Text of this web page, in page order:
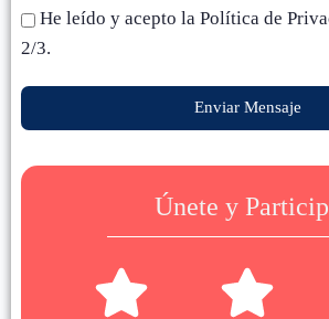
He leído y acepto la Política de
2/3.
Enviar Mensaje
Únete y